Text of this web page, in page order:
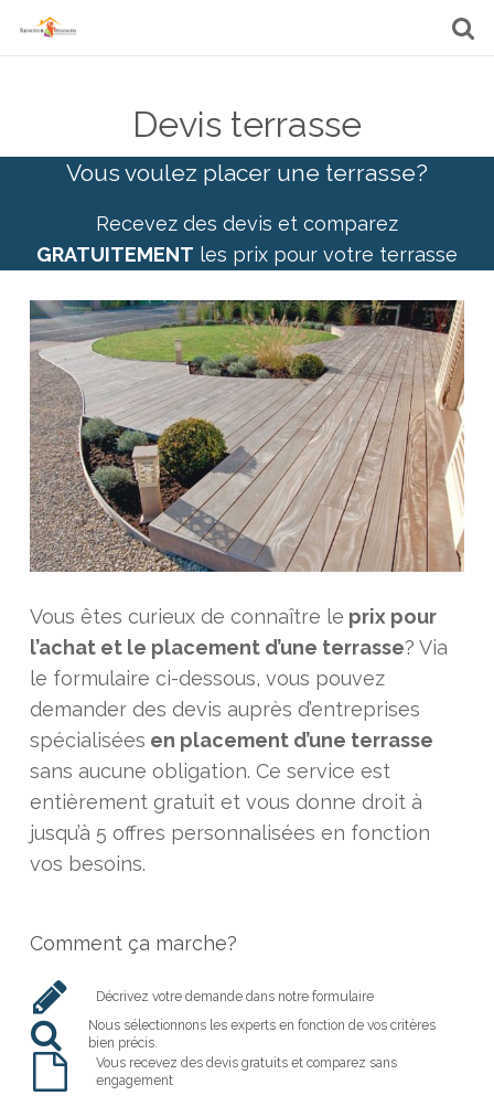
Devis terrasse
Vous voulez placer une terrasse?
Recevez des devis et comparez
GRATUITEMENT les prix pour votre terrasse
Vous êtes curieux de connaître le prix pour
l’achat et le placement d’une terrasse? Via
le formulaire ci-dessous, vous pouvez
demander des devis auprès d’entreprises
spécialisées en placement d’une terrasse
sans aucune obligation. Ce service est
entièrement gratuit et vous donne droit à
jusqu’à 5 offres personnalisées en fonction
vos besoins.
Comment ça marche?
Décrivez votre demande dans notre formulaire
Nous sélectionnons les experts en fonction de vos critères
bien précis.
Vous recevez des devis gratuits et comparez sans
engagement